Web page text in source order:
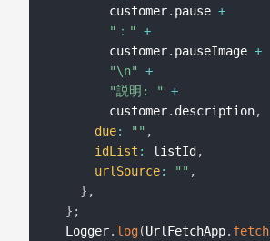
        customer
. pause +
"："
+
        customer
. pauseImage +
"\n"
+
"説明: "
+
        customer
. description,
due: "" ,
idList : listId ,
urlSource: "" ,
} ,
} ;
  Logger
. log(UrlFetchApp. fetch